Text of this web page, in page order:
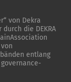
von Dekra
die DEKRA
entlang